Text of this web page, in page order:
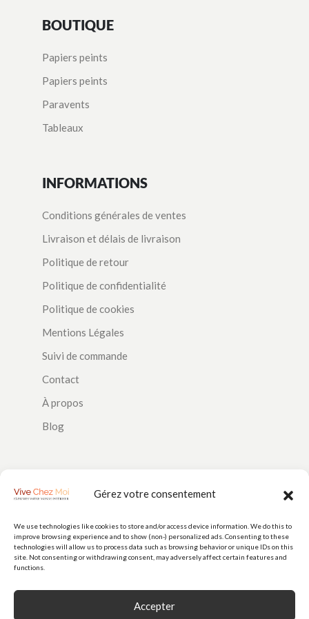
Gérez votre consentement
We use technologies like cookies to store and/or access device information. We do this to
improve browsing experience and to show (non-) personalized ads. Consenting to these
technologies will allow us to process data such as browsing behavior or unique IDs on this
site. Not consenting or withdrawing consent, may adversely affect certain features and
functions.
Accepter
BOUTIQUE
Papiers peints
Papiers peints
Paravents
Tableaux
INFORMATIONS
Conditions générales de ventes
Livraison et délais de livraison
Politique de retour
Politique de confidentialité
Politique de cookies
Mentions Légales
Suivi de commande
Contact
À propos
Blog
PAIEMENTS